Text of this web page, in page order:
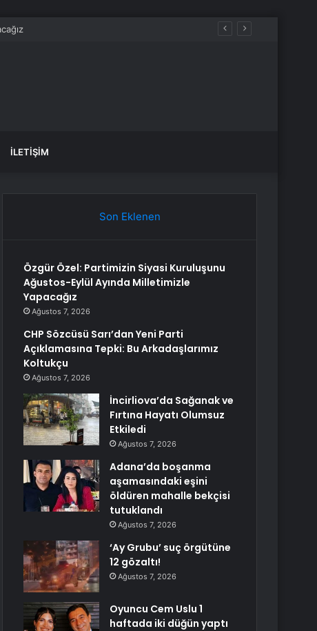
İLETIŞIM
Son Eklenen
Özgür Özel: Partimizin Siyasi Kuruluşunu
Ağustos-Eylül Ayında Milletimizle
Yapacağız
Ağustos 7, 2026
CHP Sözcüsü Sarı’dan Yeni Parti
Açıklamasına Tepki: Bu Arkadaşlarımız
Koltukçu
Ağustos 7, 2026
İncirliova’da Sağanak ve
Fırtına Hayatı Olumsuz
Etkiledi
Ağustos 7, 2026
Adana’da boşanma
aşamasındaki eşini
öldüren mahalle bekçisi
tutuklandı
Ağustos 7, 2026
‘Ay Grubu’ suç örgütüne
12 gözaltı!
Ağustos 7, 2026
Oyuncu Cem Uslu 1
haftada iki düğün yaptı